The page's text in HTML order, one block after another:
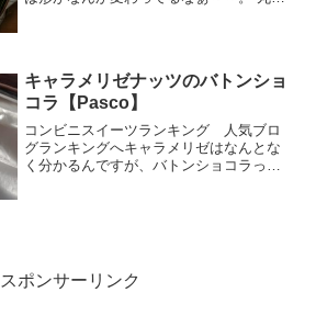
キャラメリゼナッツのバトンショ
コラ【Pasco】
コンビニスイーツランキング 人気ブロ
グランキングへキャラメリゼはなんとな
く分かるんですが、バトンショコラって
スポンサーリンク